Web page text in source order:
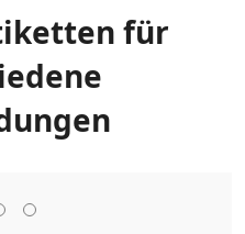
für